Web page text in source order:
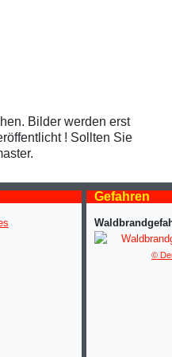
Bilder werden erst
! Sollten Sie
Gefahren
©